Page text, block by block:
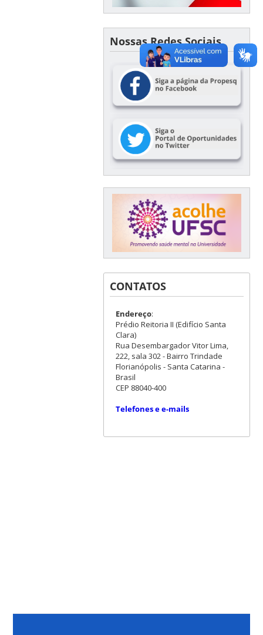
Nossas Redes Sociais
CONTATOS
Endereço:
Prédio Reitoria II (Edifício Santa
Clara)
Rua Desembargador Vitor Lima,
222, sala 302 - Bairro Trindade
Florianópolis - Santa Catarina -
Brasil
CEP 88040-400
Telefones e e-mails